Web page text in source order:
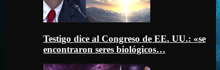
Testigo dice al Congreso de EE. UU.: «se
encontraron seres biológicos…